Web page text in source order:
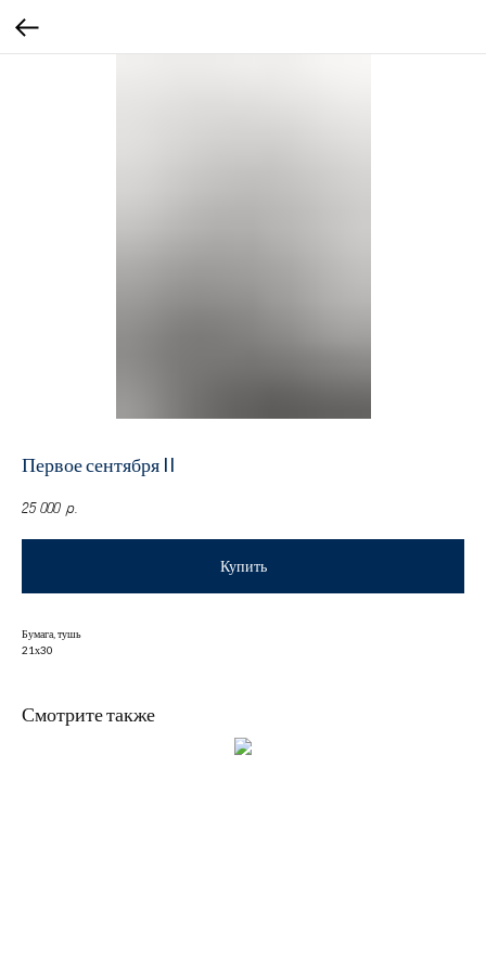
Первое сентября II
25 000 р.
Купить
Бумага, тушь
21х30
Смотрите также